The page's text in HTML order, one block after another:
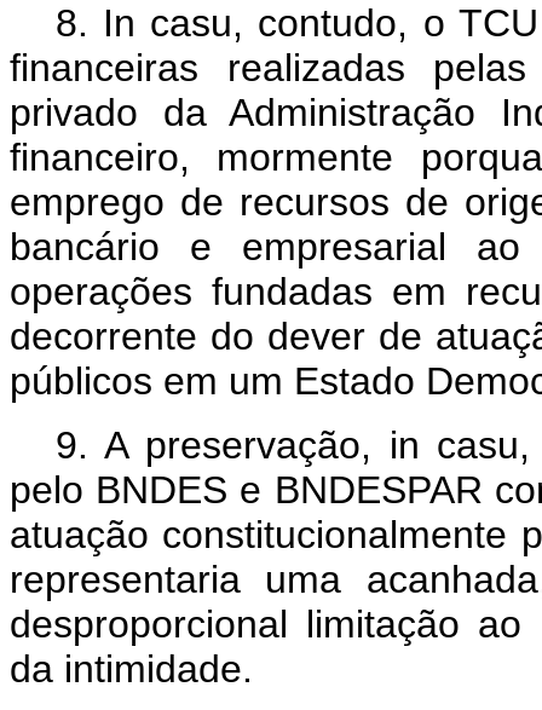
8. In casu, contudo, o
financeiras realizadas
privado da Administração
financeiro, mormente
emprego de recursos de
bancário e empresarial
operações fundadas em
decorrente do dever de
públicos em um Estado
9. A preservação, in
pelo BNDES e BNDESPAR
atuação constitucionalmente
representaria uma
desproporcional limitação
da intimidade.